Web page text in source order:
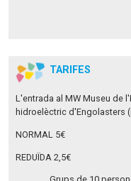
TARIFES
L'entrada al MW Museu de
hidroelèctric d'Engolasters
NORMAL 5€
REDUÏDA 2,5€